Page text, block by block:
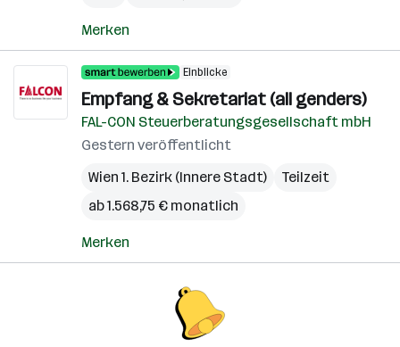
Merken
Einblicke
Empfang & Sekretariat (all genders)
FAL-CON Steuerberatungsgesellschaft mbH
Gestern veröffentlicht
Wien 1. Bezirk (Innere Stadt)
Teilzeit
ab 1.568,75 € monatlich
Merken